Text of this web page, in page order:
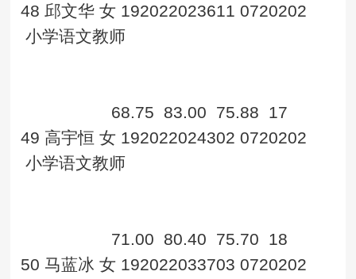
48 邱文华 女 192022023611 0720202
小学语文教师
68.75 83.00 75.88 17
49 高宇恒 女 192022024302 0720202
小学语文教师
71.00 80.40 75.70 18
50 马蓝冰 女 192022033703 0720202